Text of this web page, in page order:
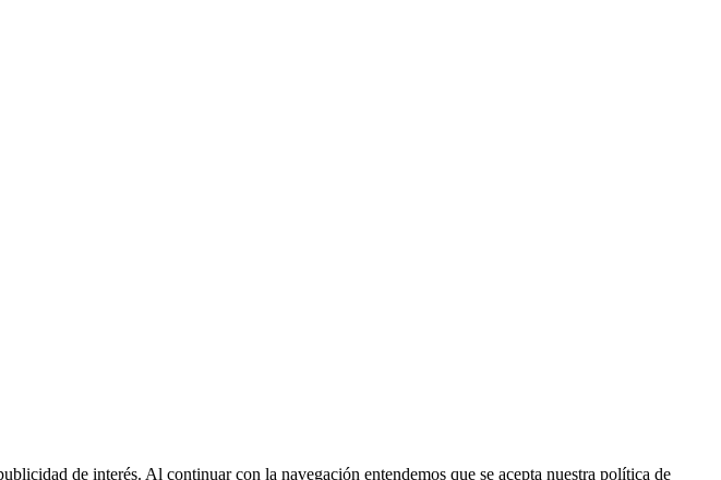
de interés. Al continuar con la navegación entendemos que se acepta nuestra política de